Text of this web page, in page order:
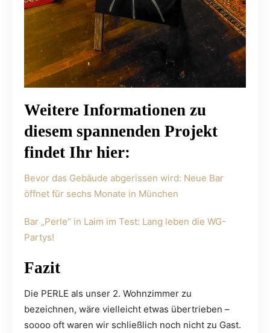
Weitere Informationen zu
diesem spannenden Projekt
findet Ihr hier:
Bevor das Gebäude abgerissen wird: Neue Bar
öffnet für sechs Monate in München
Bar „Perle“ in Laim im Test: Lang leben die WG-
Partys!
Fazit
Die PERLE als unser 2. Wohnzimmer zu
bezeichnen, wäre vielleicht etwas übertrieben –
soooo oft waren wir schließlich noch nicht zu Gast.